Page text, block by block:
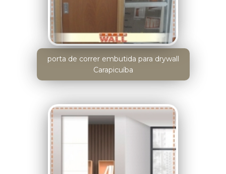
porta de correr embutida para drywall
Carapicuíba